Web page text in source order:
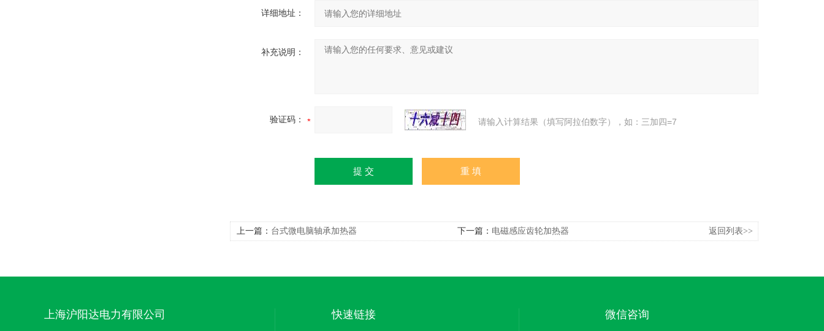
详细地址：
补充说明：
验证码： 请输入计算结果（填写阿拉伯数字），如：三加四=7
上一篇： 台式微电脑轴承加热器 下一篇： 电磁感应齿轮加热器 返回列表>>
上海沪阳达电力有限公司 快速链接 微信咨询